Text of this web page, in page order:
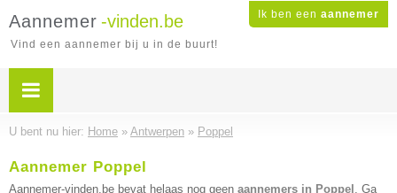
Ik ben een aannemer
Aannemer -vinden.be
Vind een aannemer bij u in de buurt!
U bent nu hier: Home » Antwerpen » Poppel
Aannemer Poppel
Aannemer-vinden.be bevat helaas nog geen aannemers in Poppel . Ga